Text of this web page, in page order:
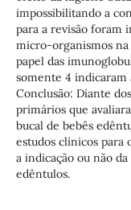
impossibilitando a
para a revisão foram
micro-organismos na
papel das
somente 4 indicaram
Conclusão: Diante
primários que
bucal de bebês
estudos clínicos para
a indicação ou não
edêntulos.